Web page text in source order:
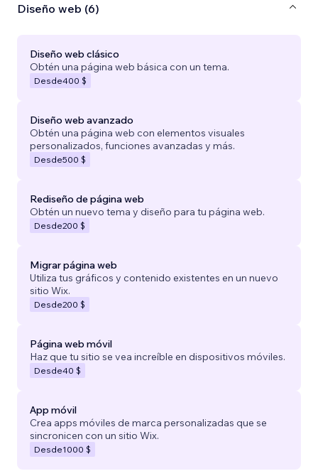
Diseño web (6)
Diseño web clásico
Obtén una página web básica con un tema.
Desde400 $
Diseño web avanzado
Obtén una página web con elementos visuales
personalizados, funciones avanzadas y más.
Desde500 $
Rediseño de página web
Obtén un nuevo tema y diseño para tu página web.
Desde200 $
Migrar página web
Utiliza tus gráficos y contenido existentes en un nuevo
sitio Wix.
Desde200 $
Página web móvil
Haz que tu sitio se vea increíble en dispositivos móviles.
Desde40 $
App móvil
Crea apps móviles de marca personalizadas que se
sincronicen con un sitio Wix.
Desde1000 $